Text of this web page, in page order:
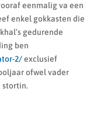
eenmalig va een
enkel gokkasten die
gedurende
ben
2/exclusief
ofwel vader
stortin.